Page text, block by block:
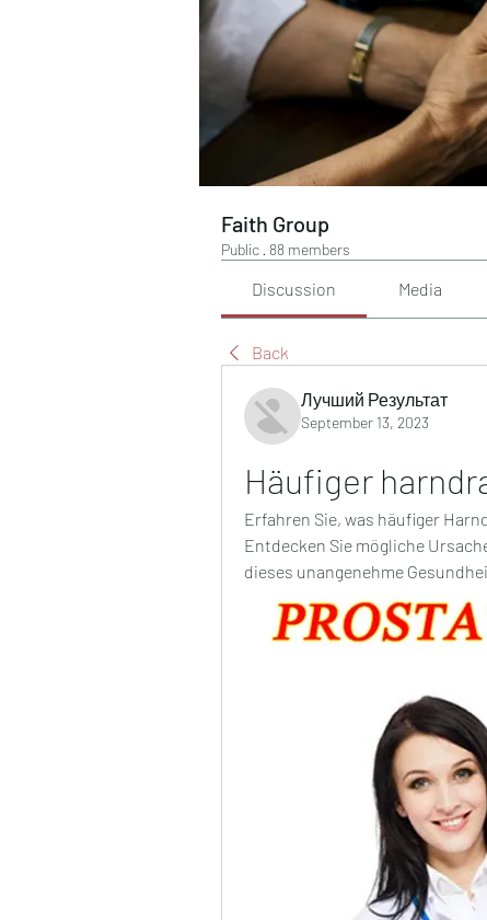
Faith Group
Public · 88 members
Discussion Media
Back
Лучший Результат
September 13, 2023
Häufiger
Erfahren Sie, was häufiger
Entdecken Sie mögliche
dieses unangenehme